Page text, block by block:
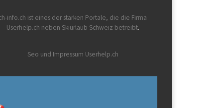
info.ch ist eines der starken Portale, die die Firma
Userhelp.ch neben Skiurlaub Schweiz betreibt.
Seo und Impressum Userhelp.ch